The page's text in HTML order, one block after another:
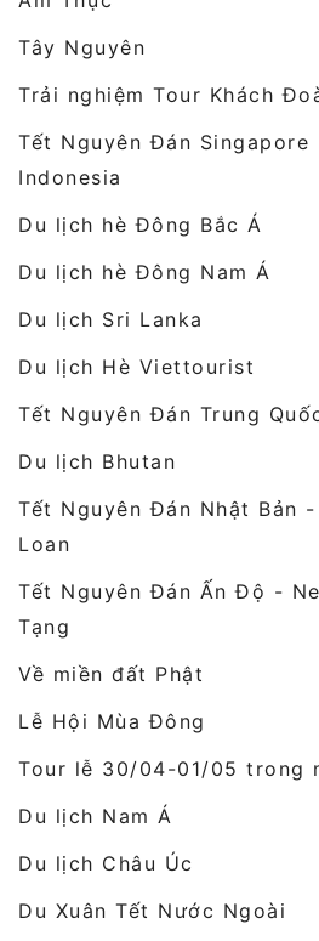
Tây Nguyên
Trải nghiệm Tour Khách
Tết Nguyên Đán
Indonesia
Du lịch hè Đông Bắc Á
Du lịch hè Đông Nam Á
Du lịch Sri Lanka
Du lịch Hè Viettourist
Tết Nguyên Đán Trung
Du lịch Bhutan
Tết Nguyên Đán Nhật Bản
Loan
Tết Nguyên Đán Ấn Độ -
Tạng
Về miền đất Phật
Lễ Hội Mùa Đông
Tour lễ 30/04-01/05 trong
Du lịch Nam Á
Du lịch Châu Úc
Du Xuân Tết Nước Ngoài